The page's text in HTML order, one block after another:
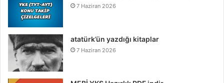
7 Haziran 2026
atatürk’ün yazdığı kitaplar
7 Haziran 2026